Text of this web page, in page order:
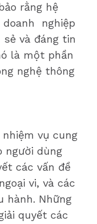
rằng hệ
doanh nghiệp
và đáng tin
là một phần
nghệ thông
vụ cung
người dùng
các vấn đề
vi, và các
hành. Những
quyết các